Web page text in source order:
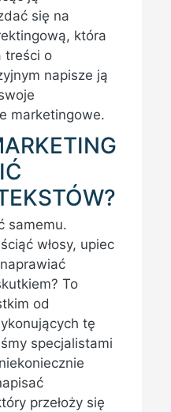
się na
która
treści o
napisze ją
marketingowe.
samemu.
włosy, upiec
To
od
tę
specjalistami
przełoży się